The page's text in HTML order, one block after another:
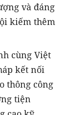
và đáng
kiếm thêm
cùng Việt
kết nối
thông công
tiện